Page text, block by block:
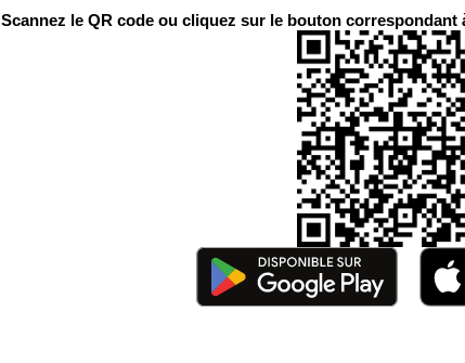
Scannez le QR code ou cliquez sur le bouton